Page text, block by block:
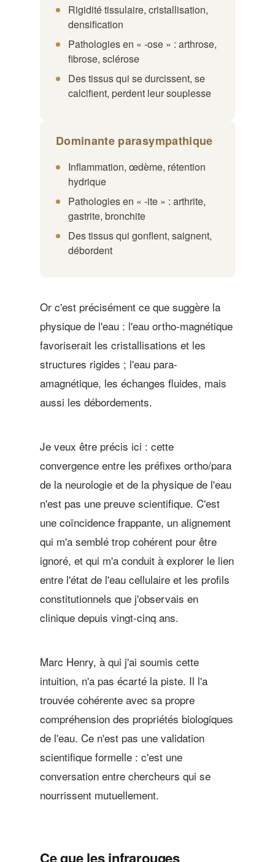
Rigidité tissulaire, cristallisation,
densification
Pathologies en « -ose » : arthrose,
fibrose, sclérose
Des tissus qui se durcissent, se
calcifient, perdent leur souplesse
Dominante parasympathique
Inflammation, œdème, rétention
hydrique
Pathologies en « -ite » : arthrite,
gastrite, bronchite
Des tissus qui gonflent, saignent,
débordent
Or c'est précisément ce que suggère la
physique de l'eau : l'eau ortho-magnétique
favoriserait les cristallisations et les
structures rigides ; l'eau para-
amagnétique, les échanges fluides, mais
aussi les débordements.
Je veux être précis ici : cette
convergence entre les préfixes ortho/para
de la neurologie et de la physique de l'eau
n'est pas une preuve scientifique. C'est
une coïncidence frappante, un alignement
qui m'a semblé trop cohérent pour être
ignoré, et qui m'a conduit à explorer le lien
entre l'état de l'eau cellulaire et les profils
constitutionnels que j'observais en
clinique depuis vingt-cinq ans.
Marc Henry, à qui j'ai soumis cette
intuition, n'a pas écarté la piste. Il l'a
trouvée cohérente avec sa propre
compréhension des propriétés biologiques
de l'eau. Ce n'est pas une validation
scientifique formelle : c'est une
conversation entre chercheurs qui se
nourrissent mutuellement.
Ce que les infrarouges